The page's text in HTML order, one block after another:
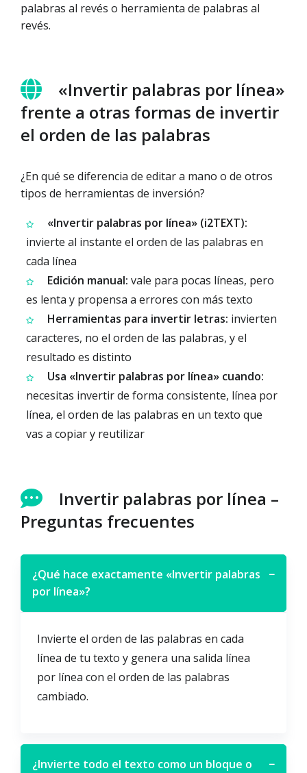
palabras al revés o herramienta de palabras al
revés.
«Invertir palabras por línea»
frente a otras formas de invertir
el orden de las palabras
¿En qué se diferencia de editar a mano o de otros
tipos de herramientas de inversión?
«Invertir palabras por línea» (i2TEXT):
invierte al instante el orden de las palabras en
cada línea
Edición manual: vale para pocas líneas, pero
es lenta y propensa a errores con más texto
Herramientas para invertir letras: invierten
caracteres, no el orden de las palabras, y el
resultado es distinto
Usa «Invertir palabras por línea» cuando:
necesitas invertir de forma consistente, línea por
línea, el orden de las palabras en un texto que
vas a copiar y reutilizar
Invertir palabras por línea –
Preguntas frecuentes
¿Qué hace exactamente «Invertir palabras
por línea»?
−
Invierte el orden de las palabras en cada
línea de tu texto y genera una salida línea
por línea con el orden de las palabras
cambiado.
¿Invierte todo el texto como un bloque o
−